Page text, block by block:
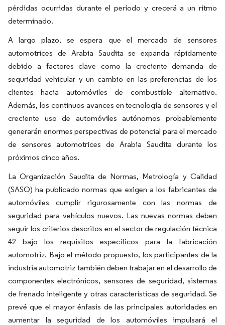
pérdidas ocurridas durante el período y crecerá a un ritmo
determinado.
A largo plazo, se espera que el mercado de sensores
automotrices de Arabia Saudita se expanda rápidamente
debido a factores clave como la creciente demanda de
seguridad vehicular y un cambio en las preferencias de los
clientes hacia automóviles de combustible alternativo.
Además, los continuos avances en tecnología de sensores y el
creciente uso de automóviles autónomos probablemente
generarán enormes perspectivas de potencial para el mercado
de sensores automotrices de Arabia Saudita durante los
próximos cinco años.
La Organización Saudita de Normas, Metrología y Calidad
(SASO) ha publicado normas que exigen a los fabricantes de
automóviles cumplir rigurosamente con las normas de
seguridad para vehículos nuevos. Las nuevas normas deben
seguir los criterios descritos en el sector de regulación técnica
42 bajo los requisitos específicos para la fabricación
automotriz. Bajo el método propuesto, los participantes de la
industria automotriz también deben trabajar en el desarrollo de
componentes electrónicos, sensores de seguridad, sistemas
de frenado inteligente y otras características de seguridad. Se
prevé que el mayor énfasis de las principales autoridades en
aumentar la seguridad de los automóviles impulsará el